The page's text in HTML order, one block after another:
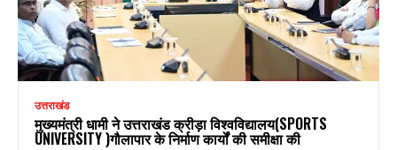
उत्तराखंड
मुख्यमंत्री धामी ने उत्तराखंड क्रीड़ा विश्वविद्यालय(SPORTS
UNIVERSITY )गौलापार के निर्माण कार्यों की समीक्षा की